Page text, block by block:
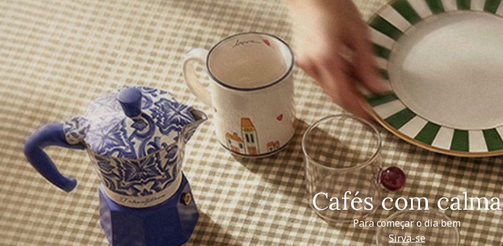
Cafés com calma
Para começar o dia bem
Sirva-se